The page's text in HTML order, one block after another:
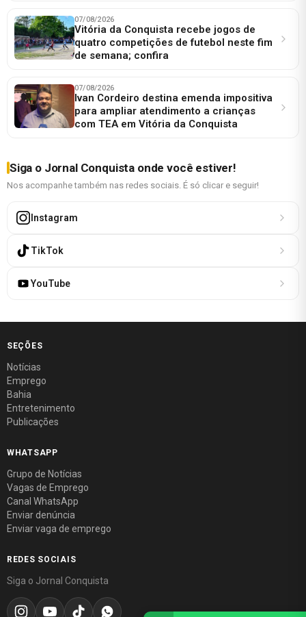
07/08/2026
Vitória da Conquista recebe jogos de
quatro competições de futebol neste fim
de semana; confira
07/08/2026
Ivan Cordeiro destina emenda impositiva
para ampliar atendimento a crianças
com TEA em Vitória da Conquista
Siga o Jornal Conquista onde você estiver!
Nos acompanhe também nas redes sociais. É só clicar e seguir!
Instagram
TikTok
YouTube
SEÇÕES
Notícias
Emprego
Bahia
Entretenimento
Publicações
WHATSAPP
Grupo de Notícias
Vagas de Emprego
Canal WhatsApp
Enviar denúncia
Enviar vaga de emprego
REDES SOCIAIS
Siga o Jornal Conquista